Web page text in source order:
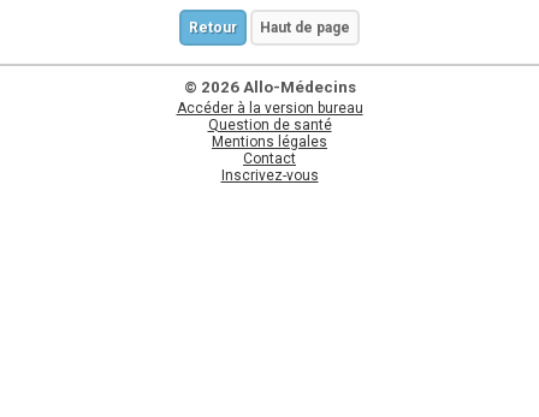
Retour Haut de page
© 2026 Allo-Médecins
Accéder à la version bureau
Question de santé
Mentions légales
Contact
Inscrivez-vous